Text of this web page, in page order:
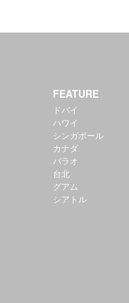
FEATURE
ドバイ
ハワイ
シンガポール
カナダ
パラオ
台北
グアム
シアトル